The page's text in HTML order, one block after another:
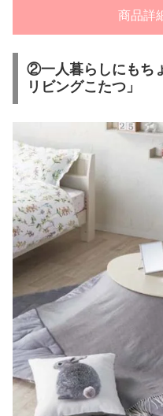
商品詳
②一人暮らしにもち
リビングこたつ」